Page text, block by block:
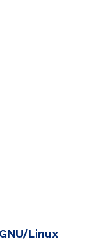
Linux